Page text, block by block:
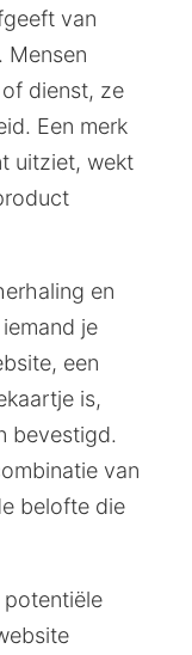
van
Mensen
dienst, ze
Een merk
uitziet, wekt
en
je
een
is,
bevestigd.
van
belofte die